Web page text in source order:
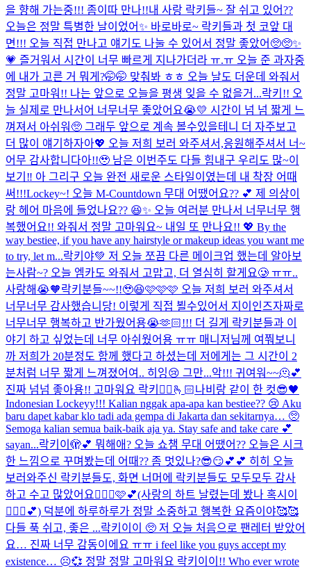
을 향해 가는중!!! 좀이따 만나!!내 사랑 락키들~ 잘 쉬고 있어??
오늘은 정말 특별한 날이었어✨ 바로바로~ 락키들과 첫 코앞 대
면!!! 오늘 직접 만나고 얘기도 나눌 수 있어서 정말 좋았어🥺🥺✨
💗 즐거워서 시간이 너무 빠르게 지나가더라 ㅠ.ㅠ 오늘 준 과자중
에 내가 고른 거 뭐게?🤭🤭 맞춰봐 ㅎㅎ 오늘 날도 더운데 와줘서
정말 고마워!! 나는 앞으로 오늘을 평생 잊을 수 없을거...락키!! 오
늘 실제로 만나서어 너무너무 좋았어요😭💛 시간이 넘 넘 짧게 느
껴져서 아쉬워🥺 그래두 앞으로 계속 볼수있을테니 더 자주보고
더 많이 얘기하자아💖 오늘 저희 보러 와주셔서,응원해주셔서 너~
어무 감사합니다아!!🥹 남은 이번주도 다들 힘내구 우리도 많~이
보기‼️ 아 그리구 오늘 완전 새로운 스타일이였는데 내 착장 어때
써!!!Lockey~! 오늘 M-Countdown 무대 어땠어요?? 💕 제 의상이
랑 헤어 마음에 들었나요?? 😆✨ 오늘 여러분 만나서 너무너무 행
복했어요!! 와줘서 정말 고마워요~ 내일 또 만나요!! 💖 By the
way bestiee, if you have any hairstyle or makeup ideas you want me
to try, let m...락키야💚 저 오늘 쪼끔 다른 메이크업 했는데 알아보
는사람~? 오늘 엠카도 와줘서 고맙고, 더 열심히 할게요🥲 ㅠㅠ..
사랑해😭🧡락키분들~~!!🥹😆🩷🩷🩷 오늘 저희 보러 와주셔서
너무너무 감사했습니당! 이렇게 직접 뵐수있어서 지이인즈자짜로
너무너무 행복하고 반가웠어용😭🫶🏻!!! 더 길게 락키분들과 이
야기 하고 싶었는데 너무 아쉬웠어용 ㅠㅠ 매니저님께 여쭤보니
까 저희가 20분정도 함께 했다고 하셨는데 저에게는 그 시간이 2
분처럼 너무 짧게 느껴졌어여.. 히잉😢 그만...악!!! 귀여워~~🫠💕
진짜 넘넘 좋아용!! 고마워요 락키🙂‍↔️🫰🏻나비랑 같이 한 컷😎🖤
Indonesian Lockeyy!!! Kalian nggak apa-apa kan bestiee?? 😢 Aku
baru dapet kabar klo tadi ada gempa di Jakarta dan sekitarnya… 🥺
Semoga kalian semua baik-baik aja ya. Stay safe and take care 💕
sayan...락키이🫣💕 뭐해애? 오늘 쇼챔 무대 어땠어?? 오늘은 시크
한 느낌으로 꾸며봤는데 어때?? 좀 멋있나?😎😏💕💕 히히 오늘
보러와주신 락키분들도, 화면 너머에 락키분들도 모두모두 감사
하고 수고 많았어요🙆🏻‍♀️🩷💕(사랑의 하트 날렸는데 봤나 혹시이
🧏🏻‍♀️💕) 덕분에 하루하루가 정말 소중하고 행복한 요즘이야🥰🥰
다들 푹 쉬고, 좋은 ...락키이이 🥺 저 오늘 처음으로 팬레터 받았어
요… 진짜 너무 감동이에요 ㅠㅠ i feel like you guys accept my
existence… ☹️💞 정말 정말 고마워요 락키이이!! Who ever wrote